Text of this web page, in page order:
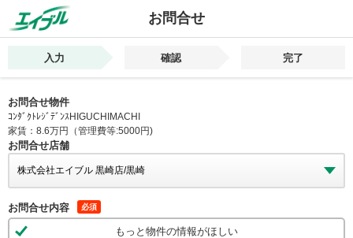
お問合せ
入力 確認 完了
お問合せ物件
ｺﾝﾀﾞｸﾄﾚｼﾞﾃﾞﾝｽHIGUCHIMACHI
家賃：8.6万円（管理費等:5000円)
お問合せ店舗
お問合せ内容 必須
もっと物件の情報がほしい